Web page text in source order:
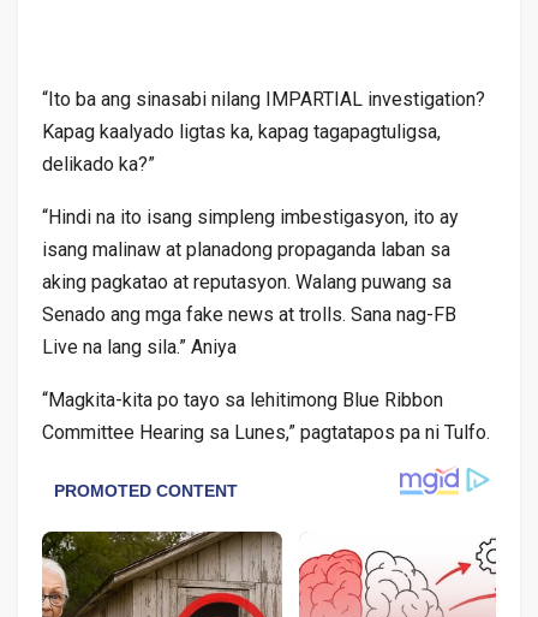
“Ito ba ang sinasabi nilang IMPARTIAL investigation?
Kapag kaalyado ligtas ka, kapag tagapagtuligsa,
delikado ka?”
“Hindi na ito isang simpleng imbestigasyon, ito ay
isang malinaw at planadong propaganda laban sa
aking pagkatao at reputasyon. Walang puwang sa
Senado ang mga fake news at trolls. Sana nag-FB
Live na lang sila.” Aniya
“Magkita-kita po tayo sa lehitimong Blue Ribbon
Committee Hearing sa Lunes,” pagtatapos pa ni Tulfo.